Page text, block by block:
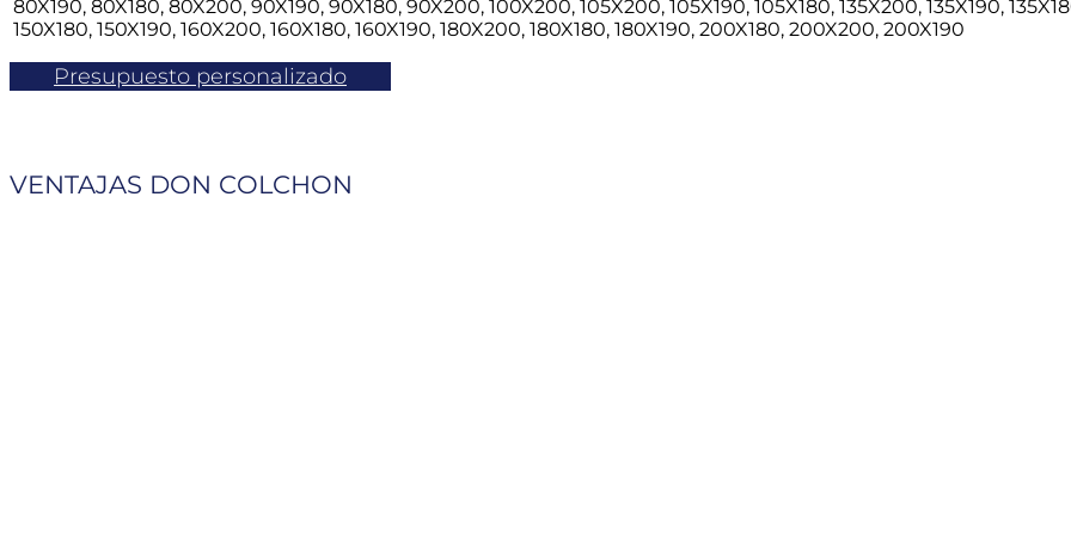
80X190, 80X180, 80X200, 90X190, 90X180, 90X200, 100X200, 105X200, 105X190, 105X180, 135X200, 135X190,
150X180, 150X190, 160X200, 160X180, 160X190, 180X200, 180X180, 180X190, 200X180, 200X200, 200X190
Presupuesto personalizado
VENTAJAS DON COLCHON